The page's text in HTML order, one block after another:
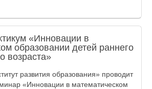
«Инновации в
образовании детей раннего
возраста»
развития образования» проводит
«Инновации в математическом